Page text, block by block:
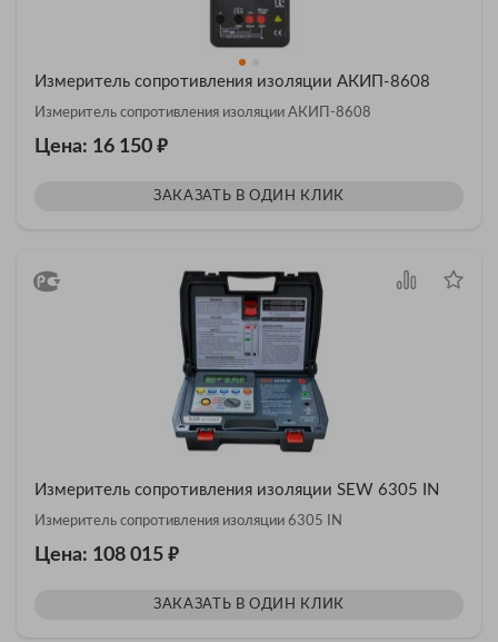
Измеритель сопротивления изоляции АКИП-8608
Измеритель сопротивления изоляции АКИП-8608
Цена: 16 150 ₽
ЗАКАЗАТЬ В ОДИН КЛИК
Измеритель сопротивления изоляции SEW 6305 IN
Измеритель сопротивления изоляции 6305 IN
Цена: 108 015 ₽
ЗАКАЗАТЬ В ОДИН КЛИК